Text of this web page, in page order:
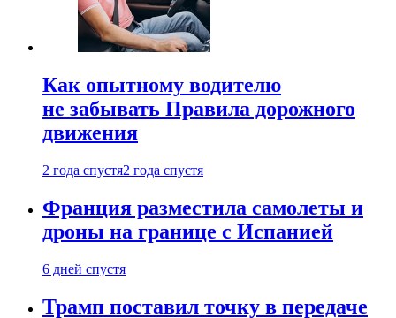
Как опытному водителю
не забывать Правила дорожного
движения
2 года спустя2 года спустя
Франция разместила самолеты и
дроны на границе с Испанией
6 дней спустя
Трамп поставил точку в передаче